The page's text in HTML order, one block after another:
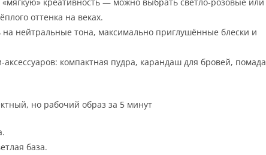
оттенка на веках.
нейтральные тона, максимально приглушённые блески и
компактная пудра, карандаш для бровей, помада
но рабочий образ за 5 минут
база.